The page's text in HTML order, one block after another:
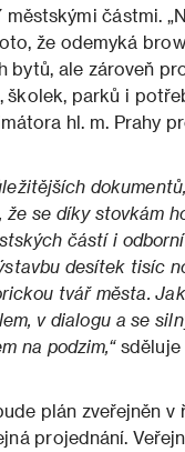
částmi.
že odemyká
ale zároveň
parků i
hl. m. Prahy
se díky stovkám
částí i
desítek tisíc
tvář města.
v dialogu a se
na podzim,“sděluje
plán zveřejněn
projednání.